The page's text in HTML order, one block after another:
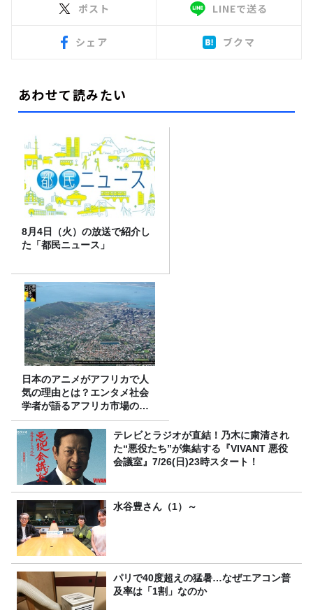
ポスト LINEで送る
シェア ブクマ
あわせて読みたい
8月4日（火）の放送で紹介し
た「都民ニュース」
日本のアニメがアフリカで人
気の理由とは？エンタメ社会
学者が語るアフリカ市場のリ
アル
テレビとラジオが直結！乃木に粛清され
た“悪役たち”が集結する『VIVANT 悪役
会議室』7/26(日)23時スタート！
水谷豊さん（1）～
パリで40度超えの猛暑…なぜエアコン普
及率は「1割」なのか